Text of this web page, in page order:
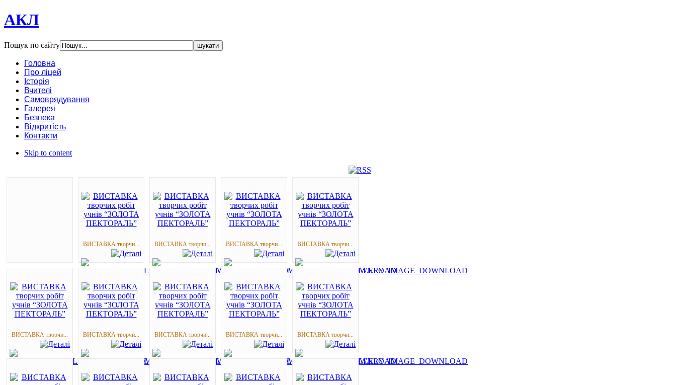
АКЛ
Пошук по сайту
Головна
Про ліцей
Історія
Вчителі
Самоврядування
Галерея
Безпека
Відкритість
Контакти
Skip to content
ВИСТАВКА творчи... ВИСТАВКА творчи... ВИСТАВКА творчи... ВИСТАВКА творчи...
ВИСТАВКА творчи... ВИСТАВКА творчи... ВИСТАВКА творчи... ВИСТАВКА творчи... ВИСТАВКА творчи...